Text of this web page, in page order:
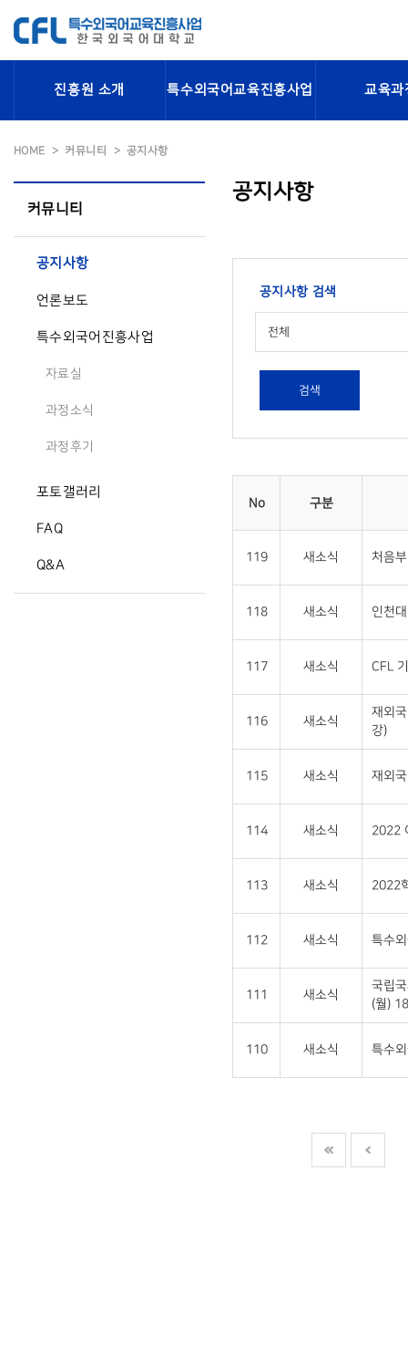
진흥원 소개 특수외국어교육진흥사업 교육과
HOME 커뮤니티 공지사항
커뮤니티
공지사항
언론보도
특수외국어진흥사업
자료실
과정소식
과정후기
포토갤러리
FAQ
Q&A
공지사항
공지사항 검색
전체
검색
No 구분
119 새소식 처음
118 새소식 인천
117 새소식 CFL
116 새소식
재외
강)
115 새소식 재외
114 새소식 2022
113 새소식 2022
112 새소식 특수
111 새소식
국립
(월)
110 새소식 특수